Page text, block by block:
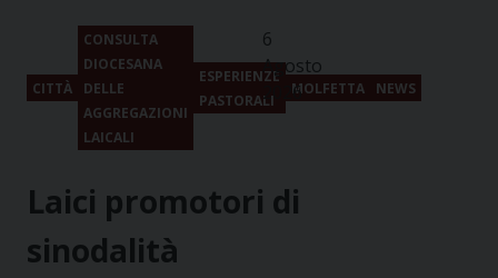
CITTÀ
CONSULTA
DIOCESANA
DELLE
AGGREGAZIONI
LAICALI
ESPERIENZE
PASTORALI
MOLFETTA NEWS
6
Agosto
2026
Laici promotori di
sinodalità